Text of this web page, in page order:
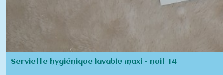
Serviette hygiénique lavable maxi - nuit T4